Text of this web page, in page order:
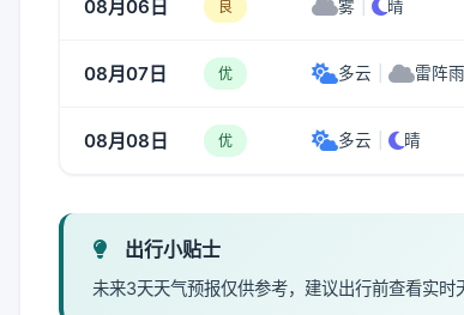
08月06日 良 雾 晴
08月07日 优 多云 雷阵雨
08月08日 优 多云 晴
出行小贴士
未来3天天气预报仅供参考，建议出行前查看实时